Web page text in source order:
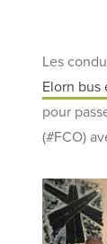
Les
Elorn bus
pour
(#FCO)